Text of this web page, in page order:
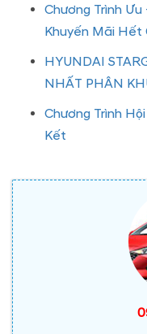
Chương Trình
Khuyến Mãi Hết
HYUNDAI
NHẤT PHÂN
Chương Trình
Kết